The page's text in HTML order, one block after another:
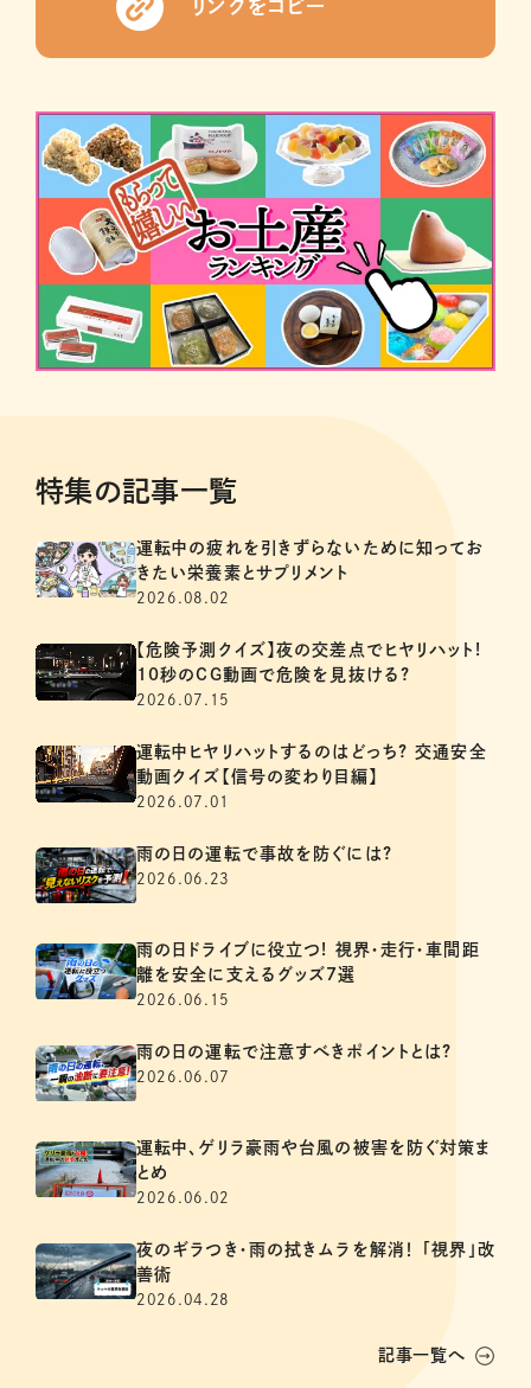
リンクをコピー
特集の記事一覧
運転中の疲れを引きずらないために知ってお
きたい栄養素とサプリメント
2026.08.02
【危険予測クイズ】夜の交差点でヒヤリハット!
10秒のCG動画で危険を見抜ける?
2026.07.15
運転中ヒヤリハットするのはどっち? 交通安全
動画クイズ【信号の変わり目編】
2026.07.01
雨の日の運転で事故を防ぐには?
2026.06.23
雨の日ドライブに役立つ! 視界・走行・車間距
離を安全に支えるグッズ7選
2026.06.15
雨の日の運転で注意すべきポイントとは?
2026.06.07
運転中、ゲリラ豪雨や台風の被害を防ぐ対策ま
とめ
2026.06.02
夜のギラつき・雨の拭きムラを解消！ 「視界」改
善術
2026.04.28
記事一覧へ